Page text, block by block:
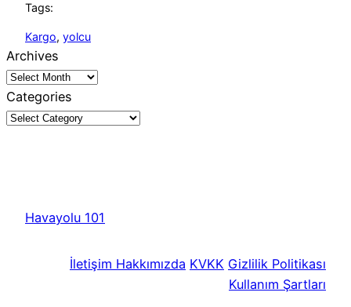
Tags:
Kargo, yolcu
Archives
Categories
Havayolu 101
İletişim Hakkımızda KVKK Gizlilik Politikası
Kullanım Şartları